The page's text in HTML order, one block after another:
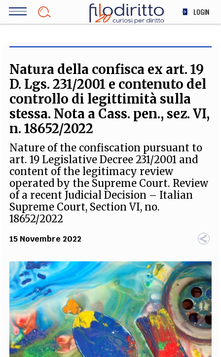
Salta
LOGIN
SOCIETÀ
MEDICINA
SCIENZA
STORIA E FILOSOFIA
INNOVAZIONE
TEAM
FILODIRITTO REDAZIONE COMITATO SCIENTIFICO AUTORI CURATORI
FOTOGRAFI
PARTNER COLLABORA CON NOI
SOCIAL MEDIA
Natura della confisca ex art. 19
D. Lgs. 231/2001 e contenuto del
controllo di legittimità sulla
stessa. Nota a Cass. pen., sez. VI,
n. 18652/2022
Nature of the confiscation pursuant to
art. 19 Legislative Decree 231/2001 and
content of the legitimacy review
operated by the Supreme Court. Review
of a recent Judicial Decision – Italian
Supreme Court, Section VI, no.
18652/2022
15 Novembre 2022